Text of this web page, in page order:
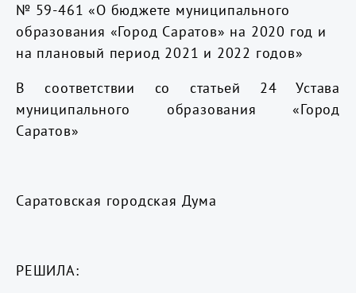
№ 59-461 «О бюджете муниципального
образования «Город Саратов» на 2020 год и
на плановый период 2021 и 2022 годов»
В соответствии со статьей 24 Устава
муниципального образования «Город
Саратов»
Саратовская городская Дума
РЕШИЛА: